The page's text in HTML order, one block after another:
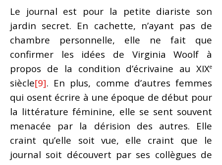
Le journal est pour la petite diariste son
jardin secret. En cachette, n’ayant pas de
chambre personnelle, elle ne fait que
confirmer les idées de Virginia Woolf à
propos de la condition d’écrivaine au XIXe
siècle[9]. En plus, comme d’autres femmes
qui osent écrire à une époque de début pour
la littérature féminine, elle se sent souvent
menacée par la dérision des autres. Elle
craint qu’elle soit vue, elle craint que le
journal soit découvert par ses collègues de